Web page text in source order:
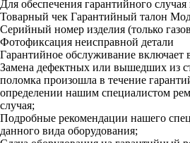
Для обеспечения гарантийного
Товарный чек Гарантийный талон
Серийный номер изделия (только
Фотофиксация неисправной детали
Гарантийное обслуживание включает
Замена дефектных или вышедших из
поломка произошла в течение
определении нашим специалистом
случая;
Подробные рекомендации нашего
данного вида оборудования;